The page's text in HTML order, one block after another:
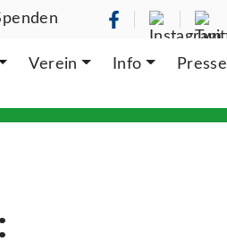
Verein Info Presse